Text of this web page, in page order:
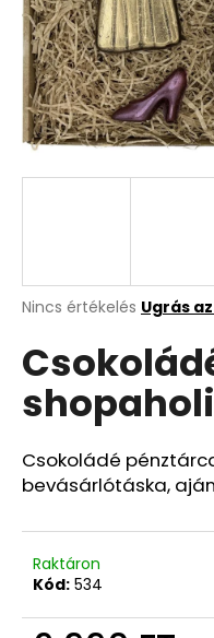
A
átlagos
értékelése
ből
csillag.
Nincs értékelés Ugrás
Csokoládé
bevásárlótáska,
Raktáron
Kód: 534
A
l
j
k